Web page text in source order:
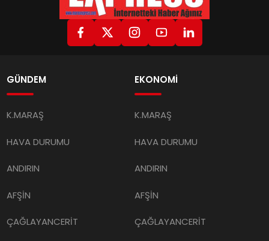
GÜNDEM
K.MARAŞ
HAVA DURUMU
ANDIRIN
AFŞİN
ÇAĞLAYANCERİT
EKONOMİ
K.MARAŞ
HAVA DURUMU
ANDIRIN
AFŞİN
ÇAĞLAYANCERİT